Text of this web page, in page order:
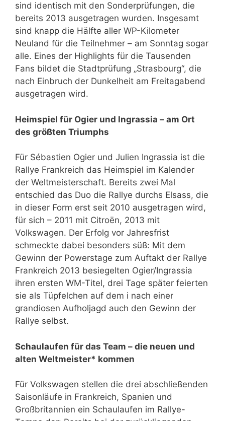
sind identisch mit den Sonderprüfungen, die
bereits 2013 ausgetragen wurden. Insgesamt
sind knapp die Hälfte aller WP-Kilometer
Neuland für die Teilnehmer – am Sonntag sogar
alle. Eines der Highlights für die Tausenden
Fans bildet die Stadtprüfung „Strasbourg“, die
nach Einbruch der Dunkelheit am Freitagabend
ausgetragen wird.
Heimspiel für Ogier und Ingrassia – am Ort
des größten Triumphs
Für Sébastien Ogier und Julien Ingrassia ist die
Rallye Frankreich das Heimspiel im Kalender
der Weltmeisterschaft. Bereits zwei Mal
entschied das Duo die Rallye durchs Elsass, die
in dieser Form erst seit 2010 ausgetragen wird,
für sich – 2011 mit Citroën, 2013 mit
Volkswagen. Der Erfolg vor Jahresfrist
schmeckte dabei besonders süß: Mit dem
Gewinn der Powerstage zum Auftakt der Rallye
Frankreich 2013 besiegelten Ogier/Ingrassia
ihren ersten WM-Titel, drei Tage später feierten
sie als Tüpfelchen auf dem i nach einer
grandiosen Aufholjagd auch den Gewinn der
Rallye selbst.
Schaulaufen für das Team – die neuen und
alten Weltmeister* kommen
Für Volkswagen stellen die drei abschließenden
Saisonläufe in Frankreich, Spanien und
Großbritannien ein Schaulaufen im Rallye-